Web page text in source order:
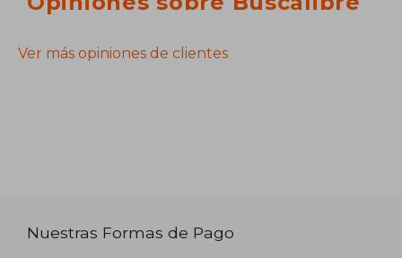
Ver más opiniones de clientes
Nuestras Formas de Pago